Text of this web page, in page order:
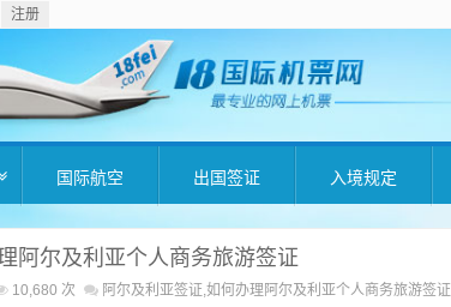
注册
国际航空 出国签证 入境规定
阿尔及利亚个人商务旅游签证
10,680 次 阿尔及利亚签证,如何办理阿尔及利亚个人商务旅游签证